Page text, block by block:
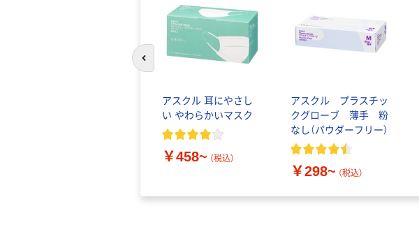
アスクル 耳にやさし
い やわらかいマスク
￥458~ （税込）
アスクル プラスチッ
クグローブ 薄手 粉
なし（パウダーフリー）
￥298~ （税込）